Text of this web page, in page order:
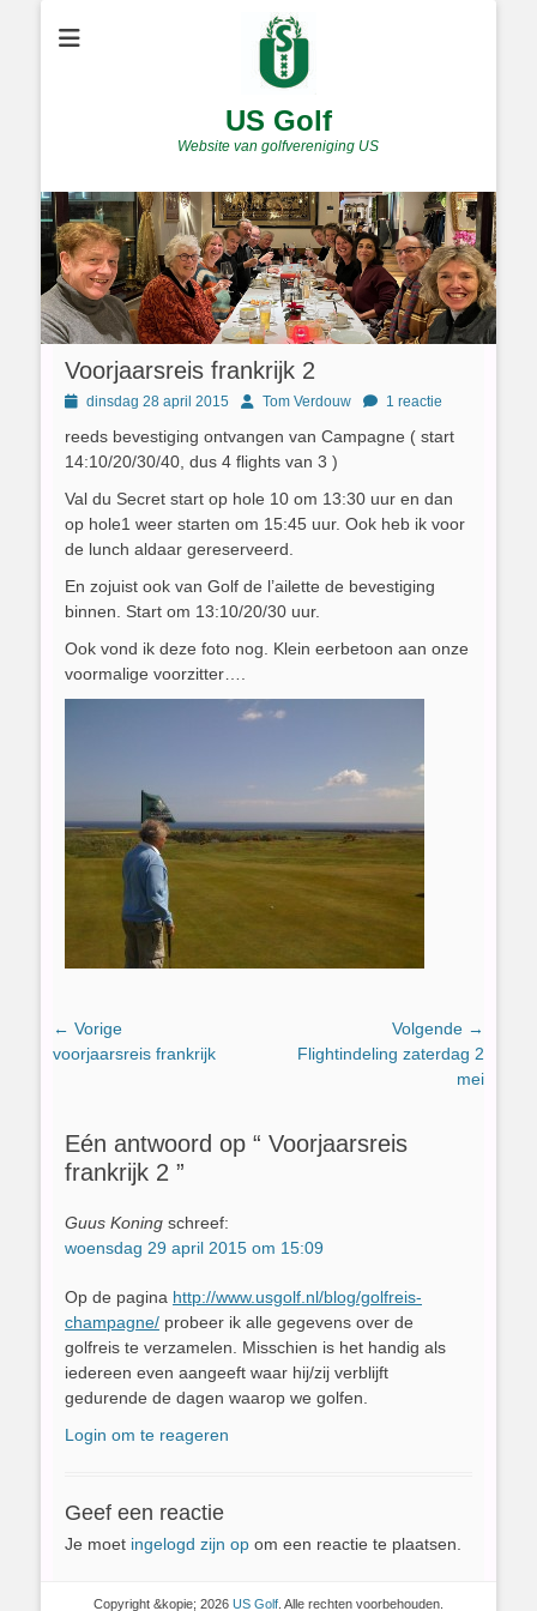
US Golf
Website van golfvereniging US
Voorjaarsreis frankrijk 2
Geplaatst
dinsdag 28 april 2015 AuthorTom Verdouw 1 reactie
reeds bevestiging ontvangen van Campagne ( start
14:10/20/30/40, dus 4 flights van 3 )
Val du Secret start op hole 10 om 13:30 uur en dan
op hole1 weer starten om 15:45 uur. Ook heb ik voor
de lunch aldaar gereserveerd.
En zojuist ook van Golf de l’ailette de bevestiging
binnen. Start om 13:10/20/30 uur.
Ook vond ik deze foto nog. Klein eerbetoon aan onze
voormalige voorzitter….
Bericht
navigatie
← Vorige
Vorig
voorjaarsreis frankrijk
Volgende →
Volgend
Flightindeling zaterdag 2
mei
Eén antwoord op “ Voorjaarsreis
frankrijk 2 ”
Guus Koning schreef:
woensdag 29 april 2015 om 15:09
Op de pagina http://www.usgolf.nl/blog/golfreis-
champagne/ probeer ik alle gegevens over de
golfreis te verzamelen. Misschien is het handig als
iedereen even aangeeft waar hij/zij verblijft
gedurende de dagen waarop we golfen.
Login om te reageren
Geef een reactie
Je moet ingelogd zijn op om een reactie te plaatsen.
Copyright &kopie; 2026 US Golf . Alle rechten voorbehouden.